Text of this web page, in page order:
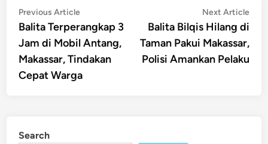
Post
navigation
Previous ArticlePrevious
article:
Balita Terperangkap 3
Jam di Mobil Antang,
Makassar, Tindakan
Cepat Warga
Next Article
Balita Bilqis Hilang di
Taman Pakui Makassar,
Polisi Amankan Pelaku
Search